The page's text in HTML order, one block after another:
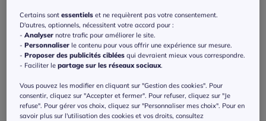
Certains sontessentiels et ne requièrent pas votre consentement.
D'autres, optionnels, nécessitent votre accord pour :
-Analyser notre trafic pour améliorer le site.
-Personnaliser le contenu pour vous offrir une expérience sur mesure.
-Proposer des publicités ciblées qui devraient mieux vous correspondre.
- Faciliter lepartage sur les réseaux sociaux.
Vous pouvez les modifier en cliquant sur "Gestion des cookies". Pour
consentir, cliquez sur "Accepter et fermer". Pour refuser, cliquez sur "Je
refuse". Pour gérer vos choix, cliquez sur "Personnaliser mes choix". Pour en
savoir plus sur l'utilisation des cookies et vos droits, consultez